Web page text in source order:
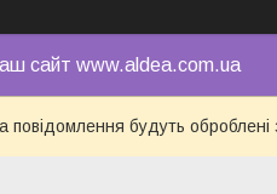
сайт www.aldea.com.ua
повідомлення будуть